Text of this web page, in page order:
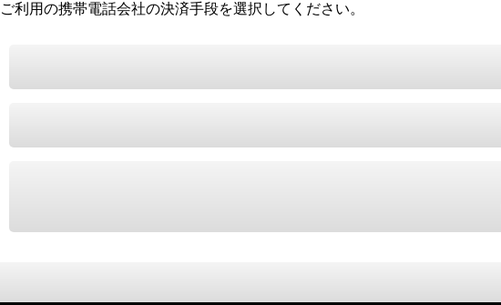
ご利用の携帯電話会社の決済手段を選択してください。